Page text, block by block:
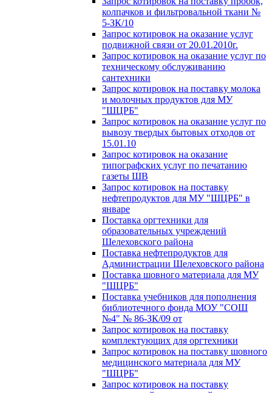
колпачков и фильтровальной ткани №
5-ЗК/10
Запрос котировок на оказание услуг
подвижной связи от 20.01.2010г.
Запрос котировок на оказание услуг по
техническому обслуживанию
сантехники
Запрос котировок на поставку молока
и молочных продуктов для МУ
"ШЦРБ"
Запрос котировок на оказание услуг по
вывозу твердых бытовых отходов от
15.01.10
Запрос котировок на оказание
типографских услуг по печатанию
газеты ШВ
Запрос котировок на поставку
нефтепродуктов для МУ "ШЦРБ" в
январе
Поставка оргтехники для
образовательных учреждений
Шелеховского района
Поставка нефтепродуктов для
Администрации Шелеховского района
Поставка шовного материала для МУ
"ШЦРБ"
Поставка учебников для пополнения
библиотечного фонда МОУ "СОШ
№4" № 86-ЗК/09 от
Запрос котировок на поставку
комплектующих для оргтехники
Запрос котировок на поставку шовного
медицинского материала для МУ
"ШЦРБ"
Запрос котировок на поставку